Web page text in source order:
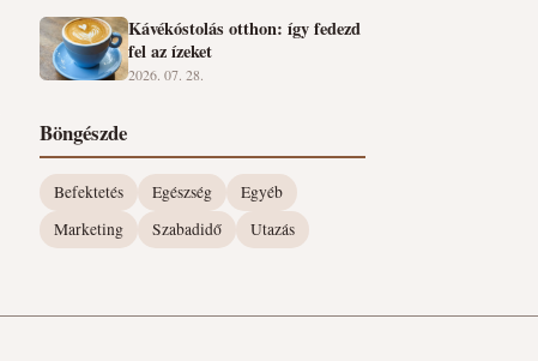
Kávékóstolás otthon: így fedezd
fel az ízeket
2026. 07. 28.
Böngészde
Befektetés Egészség
Egyéb
Marketing
Szabadidő Utazás